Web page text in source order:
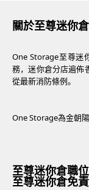
關於至尊迷你倉
One Storage至尊迷
務，迷你倉分店遍佈
從最新消防條例。
One Storage為金朝
至尊迷你倉職
至尊迷你倉免